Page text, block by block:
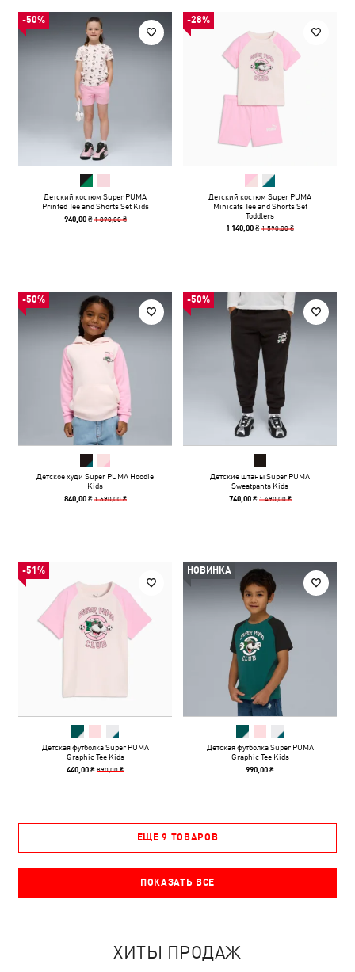
-50%
Детский костюм Super PUMA
Printed Tee and Shorts Set Kids
940,00 ₴ 1 890,00 ₴
-28%
Детский костюм Super PUMA
Minicats Tee and Shorts Set
Toddlers
1 140,00 ₴1 590,00 ₴
-50%
Детское худи Super PUMA Hoodie
Kids
840,00 ₴ 1 690,00 ₴
-50%
Детские штаны Super PUMA
Sweatpants Kids
740,00 ₴ 1 490,00 ₴
-51%
Детская футболка Super PUMA
Graphic Tee Kids
440,00 ₴890,00 ₴
НОВИНКА
Детская футболка Super PUMA
Graphic Tee Kids
990,00 ₴
ЕЩЁ 9 ТОВАРОВ
ПОКАЗАТЬ ВСЕ
ХИТЫ ПРОДАЖ